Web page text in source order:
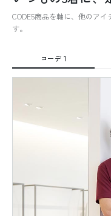
CODE5商品を軸に、他のア
す。
コーデ 1